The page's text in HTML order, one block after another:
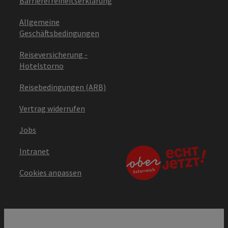
Allgemeine
Geschäftsbedingungen
Reiseversicherung -
Hotelstorno
Reisebedingungen (ARB)
Vertrag widerrufen
Jobs
Intranet
Cookies anpassen